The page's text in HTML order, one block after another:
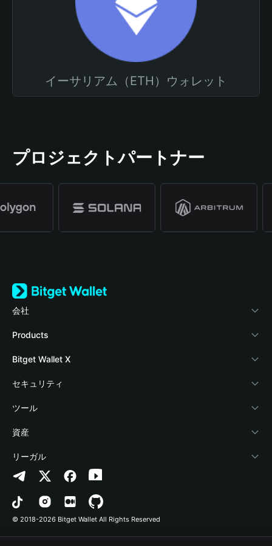
イーサリアム（ETH）ウォレット
プロジェクトパートナー
会社
Bitget Walletについて
ブログ
アカデミー
暗号資産ニュース
Help Center
お問い合わせ
ブランドリソース
キャリア
Products
Crypto Card
Stablecoin Earn
Payfi Crypto
Crypto Swap API
Altcoin Season Index
Prediction Markets
DApp
Bitget Wallet X
デベロッパー
ウォレットを接続
Bitget Wallet Pay
プロジェクトを掲載
セキュリティ
保護基金
セキュリティ技術
ツール
暗号資産を購入
認証検出
コントラクト検出
一括送金
資産
Arbitrum
Avalanche
Bitcoin
リーガル
プライバシーポリシー
利用規約
© 2018-2026 Bitget Wallet All Rights Reserved